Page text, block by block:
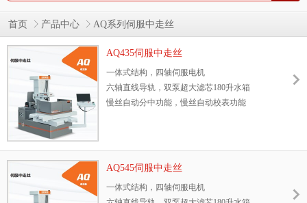
首页 产品中心 AQ系列伺服中走丝
AQ435伺服中走丝
一体式结构，四轴伺服电机
六轴直线导轨，双泵超大滤芯180升水箱
慢丝自动分中功能，慢丝自动校表功能
AQ545伺服中走丝
一体式结构，四轴伺服电机